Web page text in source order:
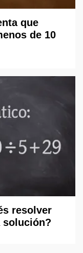
que
de 10
resolver
solución?